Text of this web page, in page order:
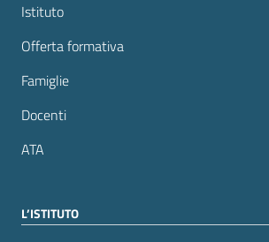
Istituto
Offerta formativa
Famiglie
Docenti
ATA
L’ISTITUTO